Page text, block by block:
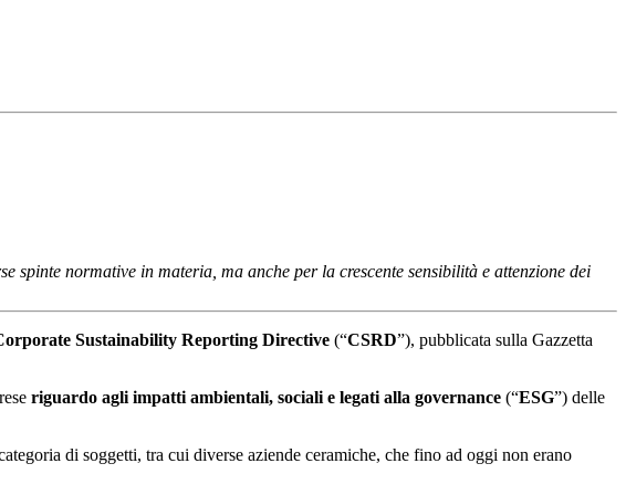
spinte normative in materia, ma anche per la crescente sensibilità e attenzione dei
Sustainability Reporting Directive (“CSRD”), pubblicata sulla Gazzetta
riguardo agli impatti ambientali, sociali e legati alla governance (“ESG”) delle
di soggetti, tra cui diverse aziende ceramiche, che fino ad oggi non erano